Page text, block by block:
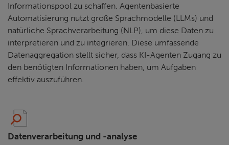
Informationspool zu schaffen. Agentenbasierte
Automatisierung nutzt große Sprachmodelle (LLMs) und
natürliche Sprachverarbeitung (NLP), um diese Daten zu
interpretieren und zu integrieren. Diese umfassende
Datenaggregation stellt sicher, dass KI-Agenten Zugang zu
den benötigten Informationen haben, um Aufgaben
effektiv auszuführen.
Datenverarbeitung und -analyse